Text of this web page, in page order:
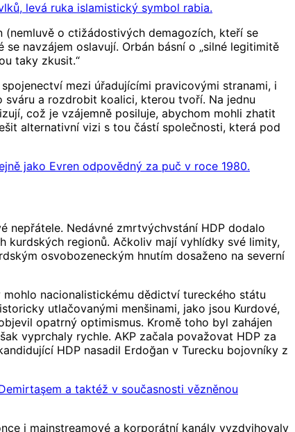
levá ruka islamistický symbol rabia.
(nemluvě o ctižádostivých demagozích, kteří se
navzájem oslavují. Orbán básní o „silné legitimitě
taky zkusit.“
mezi úřadujícími pravicovými stranami, i
a rozdrobit koalici, kterou tvoří. Na jednu
což je vzájemně posiluje, abychom mohli zhatit
alternativní vizi s tou částí společnosti, která pod
jako Evren odpovědný za puč v roce 1980.
nepřátele. Nedávné zmrtvýchvstání HDP dodalo
kurdských regionů. Ačkoliv mají vyhlídky své limity,
osvobozeneckým hnutím dosaženo na severní
nacionalistickému dědictví tureckého státu
utlačovanými menšinami, jako jsou Kurdové,
opatrný optimismus. Kromě toho byl zahájen
vyprchaly rychle. AKP začala považovat HDP za
HDP nasadil Erdoğan v Turecku bojovníky z
a taktéž v současnosti vězněnou
i mainstreamové a korporátní kanály vyzdvihovaly